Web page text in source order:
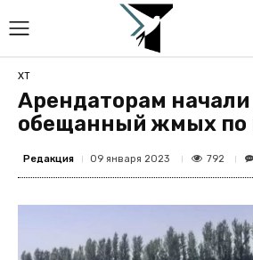
ХТ
Арендаторам
обещанный жмых по
Редакция 09 января 2023 792